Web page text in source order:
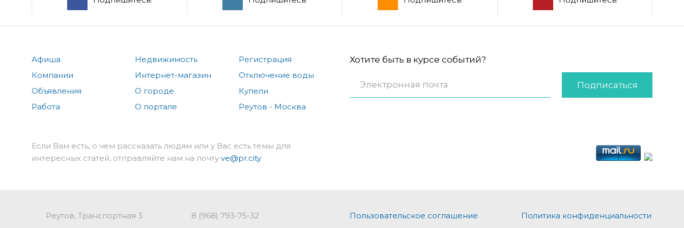
Афиша
Компании
Объявления
Работа
Недвижимость
Интернет-магазин
О городе
О портале
Регистрация
Отключение воды
Купели
Реутов - Москва
Хотите быть в курсе событий?
Подписаться
Если Вам есть, о чем рассказать людям или у Вас есть темы для
интересных статей, отправляйте нам на почту ve@pr.city
Реутов, Транспортная 3 8 (968) 793-75-32 Пользовательское соглашение Политика конфиденциальности